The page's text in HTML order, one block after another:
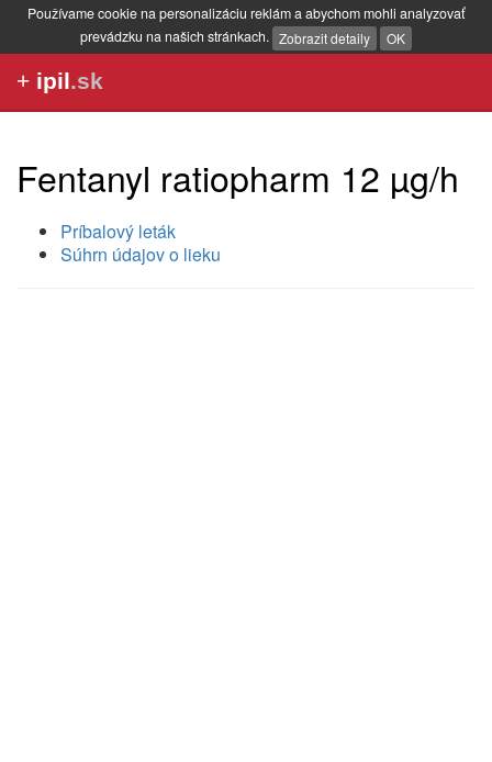
Používame cookie na personalizáciu reklám a abychom mohli analyzovať
prevádzku na našich stránkach. Zobrazit detaily OK
+ ipil.sk
Fentanyl ratiopharm 12 µg/h
Príbalový leták
Súhrn údajov o lieku